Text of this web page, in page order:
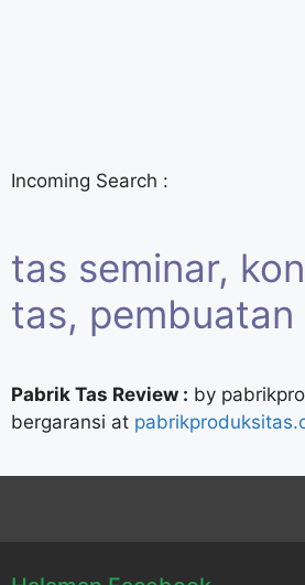
Incoming Search :
tas seminar,
tas, pembuatan
Pabrik Tas Review : by
bergaransi at